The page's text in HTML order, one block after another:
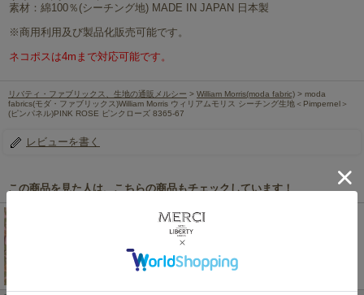
素材：綿100％(シーチング地) MADE IN JAPAN 日本製
※商用利用及び製品化販売可能です。
ネコポスは4mまで対応可能です。
リバティ・ファブリックス、生地の通販メルシー > William Morris(moda fabric) > moda
fabrics(モダ・ファブリックス)William Morris ウィリアムモリス シーチング生地＜Pimpernel＞
(ピンパネル)PINK ROSE ピンクローズ 8365-67
レビューを書く
この商品を見た人は、こちらの商品もチェックしています！
moda fabrics(モダ・ファブリックス)William Morris
ウィリアムモリス シーチング生地<br>＜
Honeysuckle＞(ハニーサックル)PINK ROSE ピンク
ローズ 8362-67
220円 (税込)